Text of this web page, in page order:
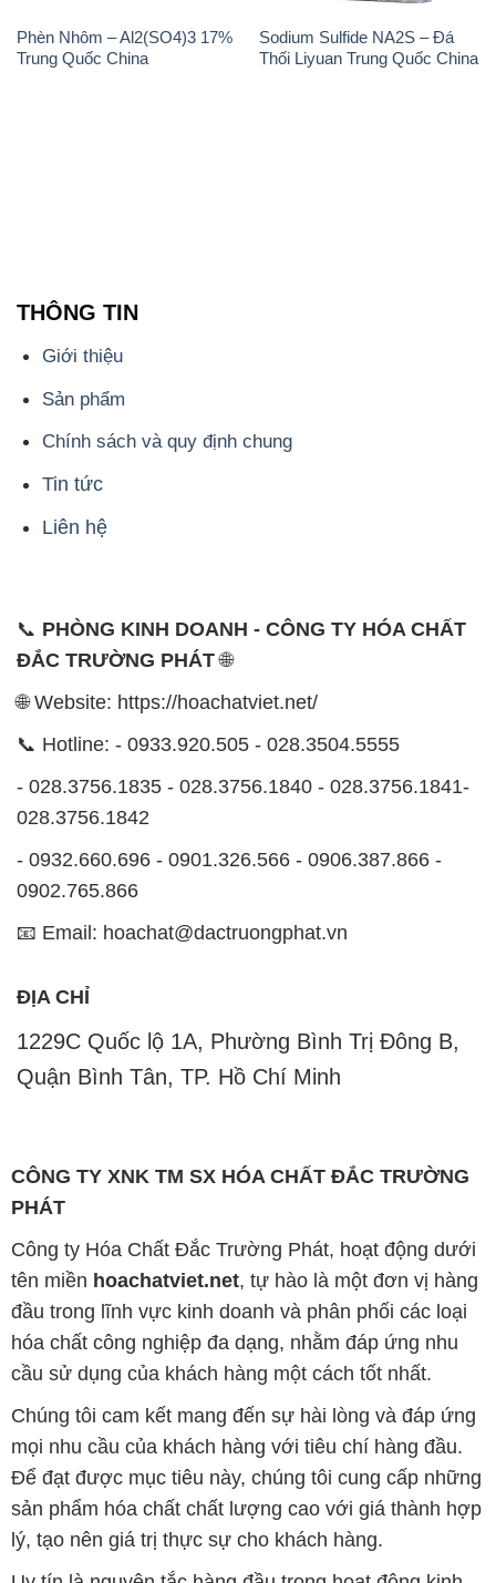
Phèn Nhôm – Al2(SO4)3 17%
Trung Quốc China
Sodium Sulfide NA2S – Đá
Thối Liyuan Trung Quốc China
THÔNG TIN
Giới thiệu
Sản phẩm
Chính sách và quy định chung
Tin tức
Liên hệ
📞 PHÒNG KINH DOANH - CÔNG TY HÓA CHẤT
ĐẮC TRƯỜNG PHÁT🌐
🌐 Website: https://hoachatviet.net/
📞 Hotline: - 0933.920.505 - 028.3504.5555
- 028.3756.1835 - 028.3756.1840 - 028.3756.1841-
028.3756.1842
- 0932.660.696 - 0901.326.566 - 0906.387.866 -
0902.765.866
📧 Email: hoachat@dactruongphat.vn
ĐỊA CHỈ
1229C Quốc lộ 1A, Phường Bình Trị Đông B,
Quận Bình Tân, TP. Hồ Chí Minh
CÔNG TY XNK TM SX HÓA CHẤT ĐẮC TRƯỜNG
PHÁT
Công ty Hóa Chất Đắc Trường Phát, hoạt động dưới
tên miền hoachatviet.net, tự hào là một đơn vị hàng
đầu trong lĩnh vực kinh doanh và phân phối các loại
hóa chất công nghiệp đa dạng, nhằm đáp ứng nhu
cầu sử dụng của khách hàng một cách tốt nhất.
Chúng tôi cam kết mang đến sự hài lòng và đáp ứng
mọi nhu cầu của khách hàng với tiêu chí hàng đầu.
Để đạt được mục tiêu này, chúng tôi cung cấp những
sản phẩm hóa chất chất lượng cao với giá thành hợp
lý, tạo nên giá trị thực sự cho khách hàng.